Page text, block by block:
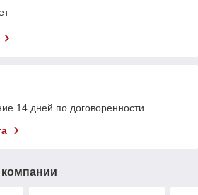
14 дней по договоренности